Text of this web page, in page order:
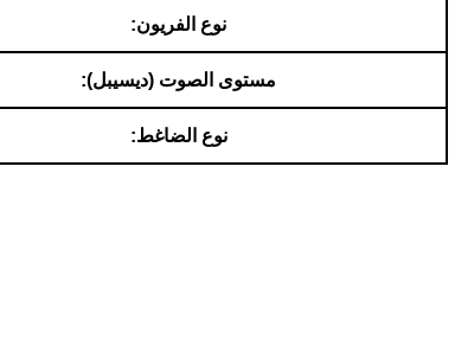
نوع الفريون:
مستوى الصوت (ديسيبل):
نوع الضاغط: